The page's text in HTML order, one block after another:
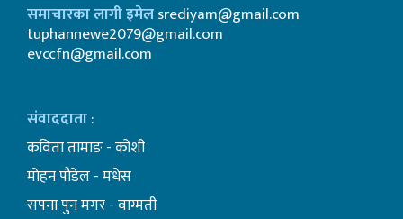
समाचारका लागी इमेलsrediyam@gmail.com
tuphannewe2079@gmail.com
evccfn@gmail.com
संवाददाता:
कविता तामाङ - कोशी
माेहन पाैडेल - मधेस
सपना पुन मगर - वाग्मती